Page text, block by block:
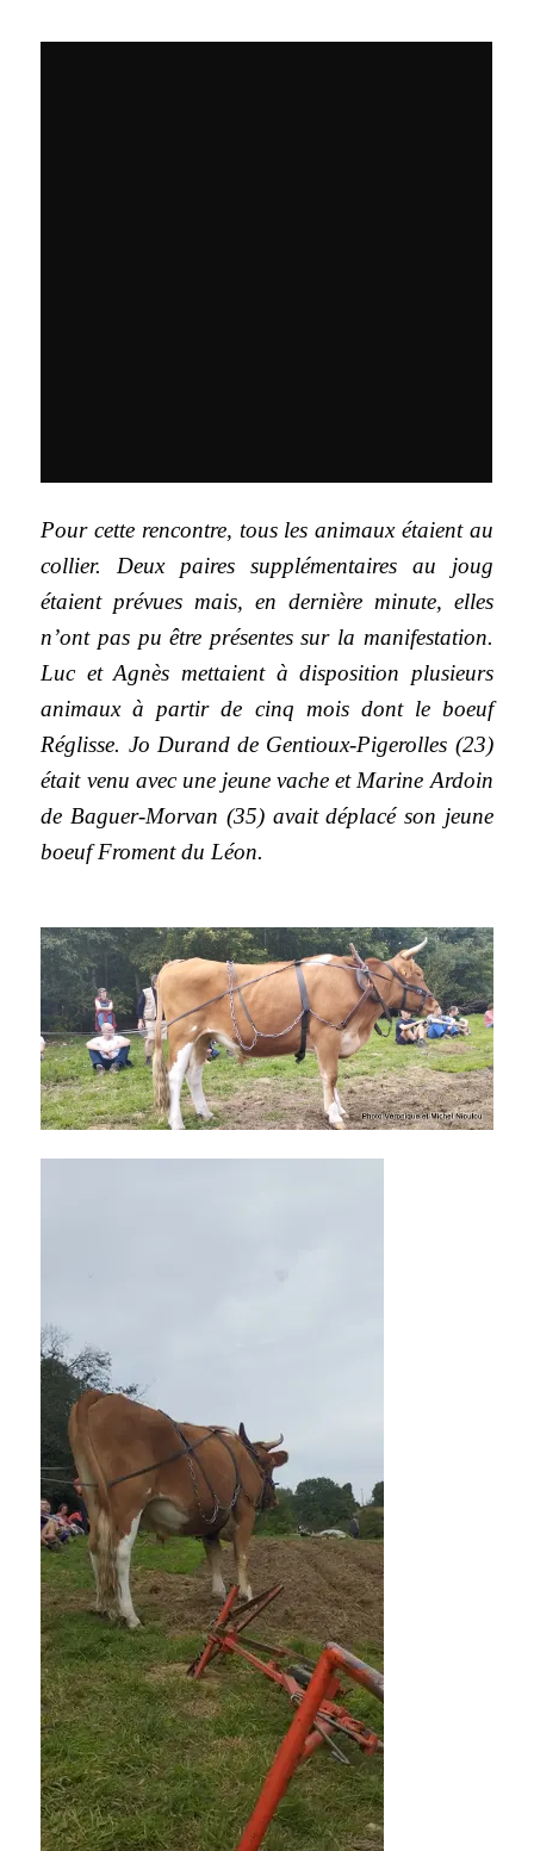
Pour cette rencontre, tous les animaux étaient au
collier. Deux paires supplémentaires au joug
étaient prévues mais, en dernière minute, elles
n’ont pas pu être présentes sur la manifestation.
Luc et Agnès mettaient à disposition plusieurs
animaux à partir de cinq mois dont le boeuf
Réglisse. Jo Durand de Gentioux-Pigerolles (23)
était venu avec une jeune vache et Marine Ardoin
de Baguer-Morvan (35) avait déplacé son jeune
boeuf Froment du Léon.